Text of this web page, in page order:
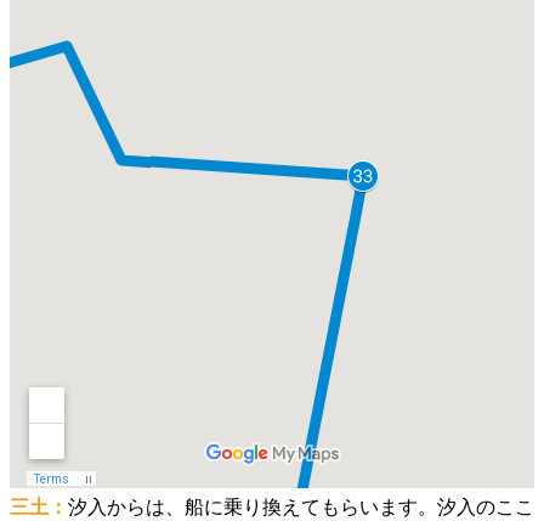
三土： 汐入からは、船に乗り換えてもらいます。汐入のここ